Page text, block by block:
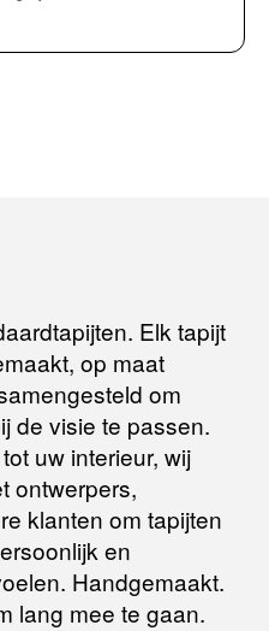
terug, maar uiterlijkbinnen 14
op:
Elk tapijt
op maat
om
de visie te passen.
uw interieur, wij
ontwerpers,
klanten om tapijten
en
Handgemaakt.
lang mee te gaan.